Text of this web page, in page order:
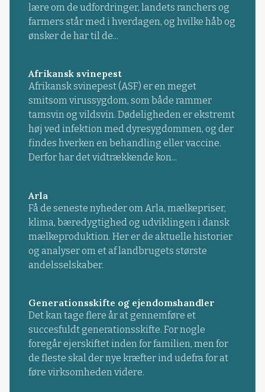
lære om de udfordringer, landets ranchers og
farmers står med i hverdagen, og hvilke håb og
ønsker de har til de...
Afrikansk svinepest
Afrikansk svinepest (ASF) er en meget
smitsom virussygdom, som både rammer
tamsvin og vildsvin. Dødeligheden er ekstremt
høj ved infektion med dyresygdommen, og der
findes hverken en behandling eller vaccine.
Derfor har det vidtrækkende kon...
Arla
Få de seneste nyheder om Arla, mælkepriser,
klima, bæredygtighed og udviklingen i dansk
mælkeproduktion. Her er de aktuelle historier
og analyser om et af landbrugets største
andelsselskaber.
Generationsskifte og ejendomshandler
Det kan tage flere år at gennemføre et
succesfuldt generationsskifte. For nogle
foregår ejerskiftet inden for familien, men for
de fleste skal der nye kræfter ind udefra for at
føre virksomheden videre.